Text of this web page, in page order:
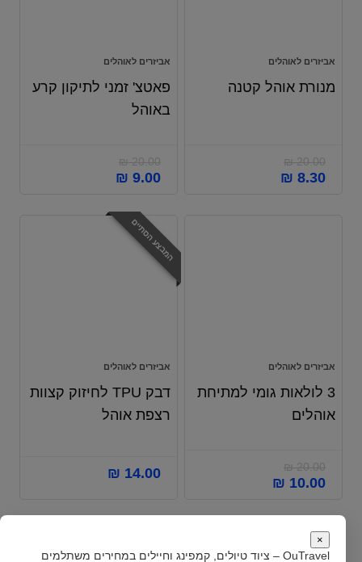
אביזרים לאוהלים
מנורת אוהל קטנה
₪20.00
₪ 8.30
אביזרים לאוהלים
פאטצ' זמני לתיקון קרע
באוהל
₪20.00
₪ 9.00
אביזרים לאוהלים
3 לולאות גומי למתיחת
אוהלים
₪20.00
₪ 10.00
המבצע הסתיים
אביזרים לאוהלים
דבק TPU לחיזוק קצוות
רצפת אוהל
₪ 14.00
×
OuTravel – ציוד טיולים, קמפינג וחיילים במחירים משתלמים